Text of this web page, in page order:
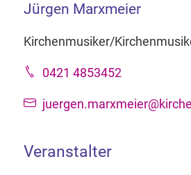
Jürgen Marxmeier
Kirchenmusiker/
0421 4853452
Veranstalter